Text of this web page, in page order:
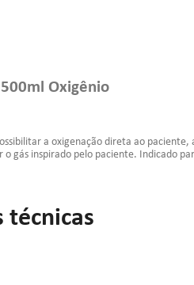
Oxigênio
a oxigenação direta ao
gás inspirado pelo paciente. Indicado
técnicas